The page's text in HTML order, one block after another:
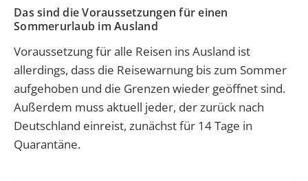
Das sind die Voraussetzungen für einen
Sommerurlaub im Ausland
Voraussetzung für alle Reisen ins Ausland ist
allerdings, dass die Reisewarnung bis zum Sommer
aufgehoben und die Grenzen wieder geöffnet sind.
Außerdem muss aktuell jeder, der zurück nach
Deutschland einreist, zunächst für 14 Tage in
Quarantäne.